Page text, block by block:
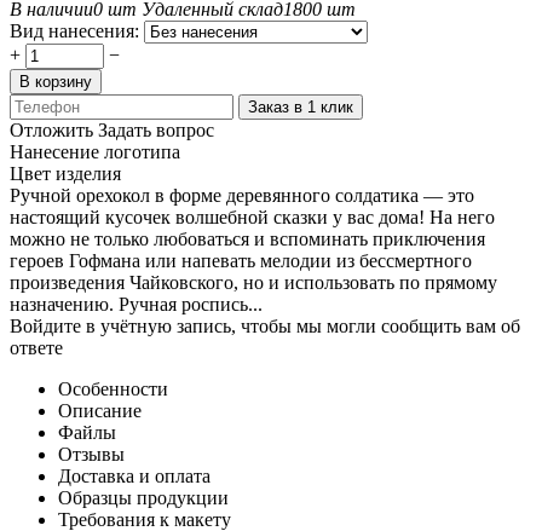
В наличии0 шт Удаленный склад1800 шт
Вид нанесения:
+
−
В корзину
Заказ в 1 клик
Отложить Задать вопрос
Нанесение логотипа
Цвет изделия
Ручной орехокол в форме деревянного солдатика — это
настоящий кусочек волшебной сказки у вас дома! На него
можно не только любоваться и вспоминать приключения
героев Гофмана или напевать мелодии из бессмертного
произведения Чайковского, но и использовать по прямому
назначению. Ручная роспись...
Войдите в учётную запись, чтобы мы могли сообщить вам об
ответе
Особенности
Описание
Файлы
Отзывы
Доставка и оплата
Образцы продукции
Требования к макету